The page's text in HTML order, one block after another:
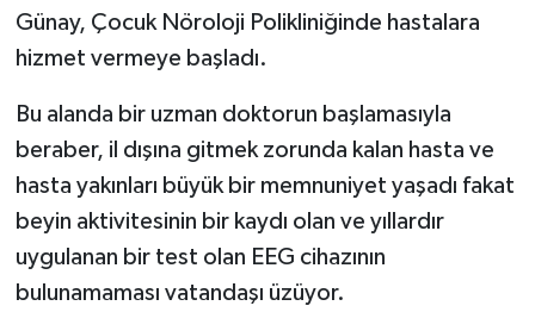
Günay, Çocuk Nöroloji Polikliniğinde hastalara
hizmet vermeye başladı.
Bu alanda bir uzman doktorun başlamasıyla
beraber, il dışına gitmek zorunda kalan hasta ve
hasta yakınları büyük bir memnuniyet yaşadı fakat
beyin aktivitesinin bir kaydı olan ve yıllardır
uygulanan bir test olan EEG cihazının
bulunamaması vatandaşı üzüyor.